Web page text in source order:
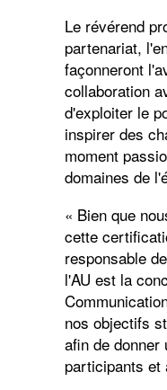
Le révérend
partenariat,
façonneront
collaboration
d'exploiter le
inspirer des
moment
domaines de
« Bien que
cette
responsable
l'AU est la
nos objectifs
afin de
participants et